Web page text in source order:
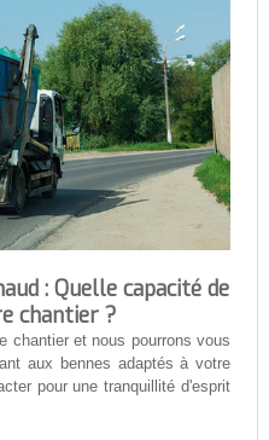
: Quelle capacité de
chantier ?
chantier et nous pourrons vous
aux bennes adaptés à votre
pour une tranquillité d'esprit